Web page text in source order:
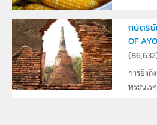
กษัตริย์
OF
(86,632
การอิงถึ
พระนเร